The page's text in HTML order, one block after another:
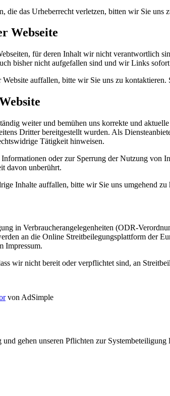
die das Urheberrecht verletzen, bitten wir Sie uns
Webseite
für deren Inhalt wir nicht verantwortlich
bisher nicht aufgefallen sind und wir Links
auffallen, bitte wir Sie uns zu
weiter und bemühen uns korrekte und
Dritter bereitgestellt wurden. Als
Tätigkeit hinweisen.
oder zur Sperrung der Nutzung von
davon unberührt.
Inhalte auffallen, bitte wir Sie uns umgehend
in Verbraucherangelegenheiten (ODR-
an die Online Streitbeilegungsplattform der
Impressum.
wir nicht bereit oder verpflichtet sind, an
von AdSimple
gehen unseren Pflichten zur Systembeteiligung